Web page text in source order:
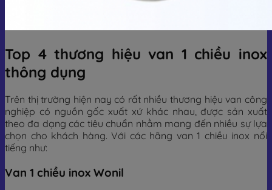
Top 4 thương hiệu van 1 chiều inox
thông dụng
Trên thị trường hiện nay có rất nhiều thương hiệu van công
nghiệp có nguồn gốc xuất xứ khác nhau, được sản xuất
theo đa dạng các tiêu chuẩn nhằm mang đến nhiều sự lựa
chọn cho khách hàng. Với các hãng van 1 chiều inox nổi
tiếng như:
Van 1 chiều inox Wonil